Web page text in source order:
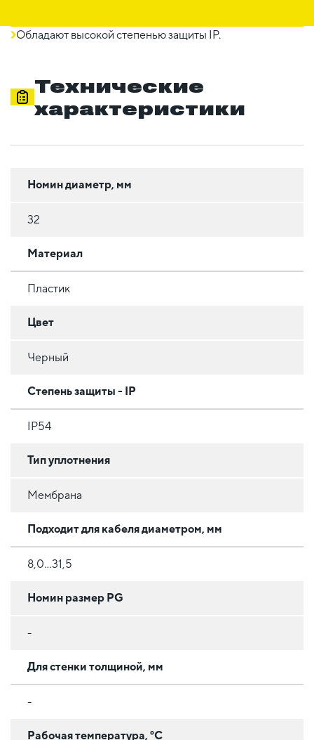
Обладают высокой степенью защиты IP.
Технические
характеристики
Номин диаметр, мм
32
Материал
Пластик
Цвет
Черный
Степень защиты - IP
IP54
Тип уплотнения
Мембрана
Подходит для кабеля диаметром, мм
8,0...31,5
Номин размер PG
-
Для стенки толщиной, мм
-
Рабочая температура, °C